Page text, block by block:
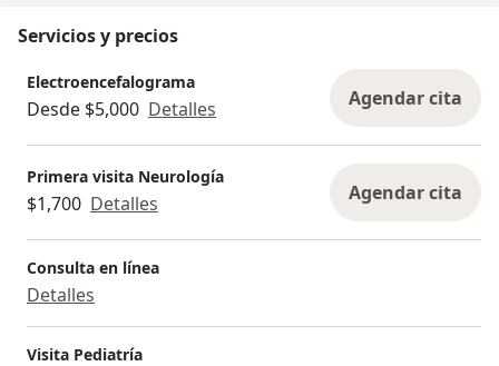
Servicios y precios
Electroencefalograma
Desde $5,000 Detalles Agendar cita
Primera visita Neurología
$1,700 Detalles Agendar cita
Consulta en línea
Detalles
Visita Pediatría